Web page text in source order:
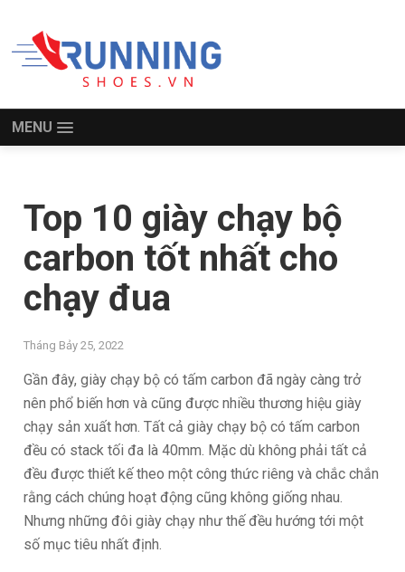
MENU
Top 10 giày chạy bộ
carbon tốt nhất cho
chạy đua
Tháng Bảy 25, 2022
Gần đây, giày chạy bộ có tấm carbon đã ngày càng trở
nên phổ biến hơn và cũng được nhiều thương hiệu giày
chạy sản xuất hơn. Tất cả giày chạy bộ có tấm carbon
đều có stack tối đa là 40mm. Mặc dù không phải tất cả
đều được thiết kế theo một công thức riêng và chắc chắn
rằng cách chúng hoạt động cũng không giống nhau.
Nhưng những đôi giày chạy như thế đều hướng tới một
số mục tiêu nhất định.